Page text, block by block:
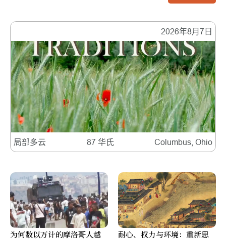
2026年8月7日
局部多云 87 华氏 Columbus, Ohio
为何数以万计的摩洛哥人越 耐心、权力与环境：重新思